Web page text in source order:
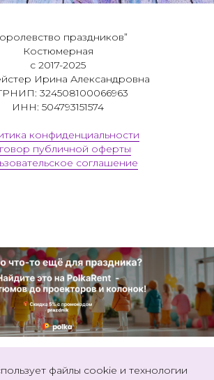
праздников”
Костюмерная
с 2017-2025
Ирина Александровна
324508100066963
ИНН: 504793151574
конфиденциальности
публичной оферты
соглашение
файлы cookie и технологии